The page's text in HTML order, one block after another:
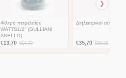
Φίλτρο πετρελαίου
WATTS1/2'' (GULLIANI
ANELLO)
€13,70 €14,70
Διηλεκτρικοί
€35,70 €38,30
❯